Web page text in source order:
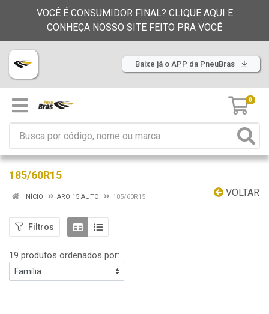
VOCÊ É CONSUMIDOR FINAL? CLIQUE AQUI E
CONHEÇA NOSSO SITE FEITO PRA VOCÊ
Baixe já o APP da PneuBras
0
185/60R15
VOLTAR
INÍCIO ARO 15 AUTO 185/60R15
Filtros
19 produtos ordenados por: